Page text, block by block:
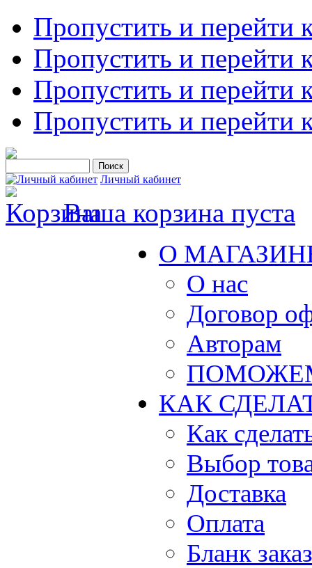
Пропустить и перейти
Пропустить и перейти
Пропустить и перейти
Пропустить и перейти
Личный кабинет
Ваша корзина пуста
О
О нас
Договор
Авторам
КАК
Как
Выбор
Доставка
Оплата
Бланк